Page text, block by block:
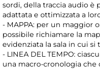
sordi, della traccia audio è
adattata e ottimizzata a
- MAPPA: per un maggior
possibile richiamare la
evidenziata la sala in cui si
- LINEA DEL TEMPO:
una macro-cronologia